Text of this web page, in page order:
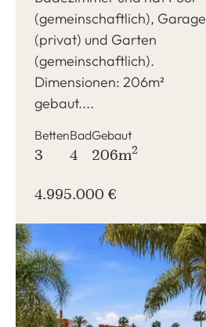
(gemeinschaftlich), Garage
(privat) und Garten
(gemeinschaftlich).
Dimensionen: 206m²
gebaut....
Betten
3
Bad
4
Gebaut
206m2
4.995.000 €